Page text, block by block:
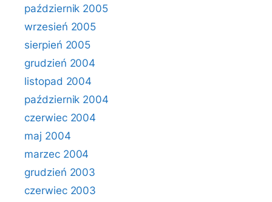
październik 2005
wrzesień 2005
sierpień 2005
grudzień 2004
listopad 2004
październik 2004
czerwiec 2004
maj 2004
marzec 2004
grudzień 2003
czerwiec 2003